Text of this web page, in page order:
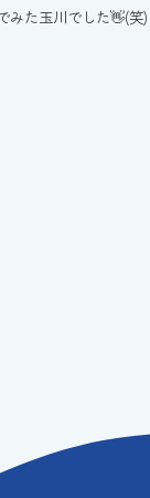
みた玉川でした👋(笑)